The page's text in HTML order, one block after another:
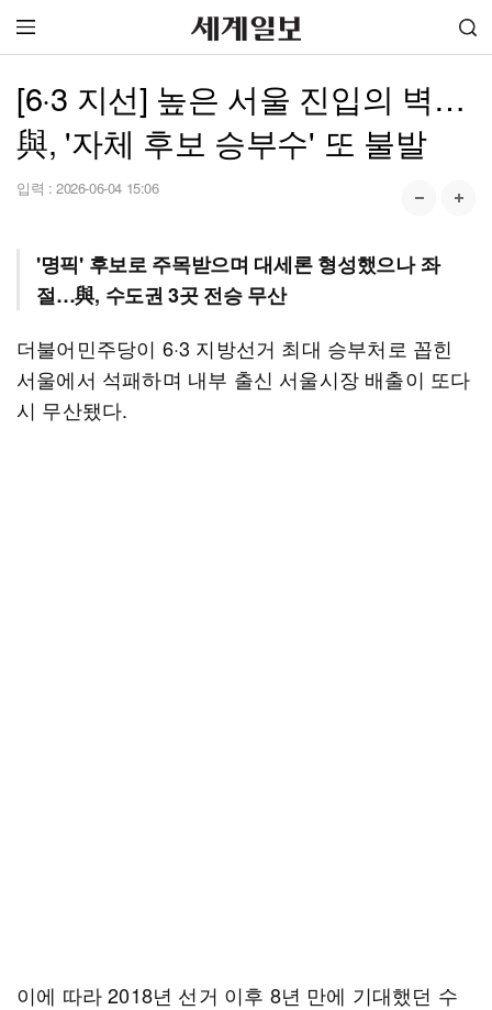
[6·3 지선] 높은 서울 진입의 벽…
與, '자체 후보 승부수' 또 불발
입력 : 2026-06-04 15:06
'명픽' 후보로 주목받으며 대세론 형성했으나 좌
절…與, 수도권 3곳 전승 무산
더불어민주당이 6·3 지방선거 최대 승부처로 꼽힌
서울에서 석패하며 내부 출신 서울시장 배출이 또다
시 무산됐다.
이에 따라 2018년 선거 이후 8년 만에 기대했던 수